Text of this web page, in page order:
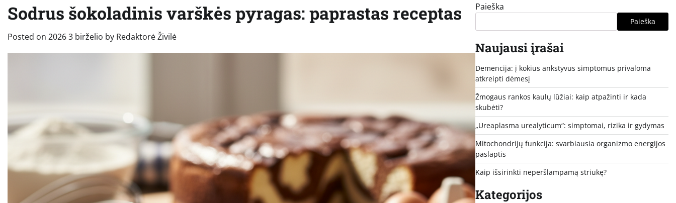
Sodrus šokoladinis varškės pyragas: paprastas receptas
Posted on 2026 3 birželio by Redaktorė Živilė
Paieška
Paieška
Naujausi įrašai
Demencija: į kokius ankstyvus simptomus privaloma
atkreipti dėmesį
Žmogaus rankos kaulų lūžiai: kaip atpažinti ir kada
skubėti?
„Ureaplasma urealyticum“: simptomai, rizika ir gydymas
Mitochondrijų funkcija: svarbiausia organizmo energijos
paslaptis
Kaip išsirinkti neperšlampamą striukę?
Kategorijos